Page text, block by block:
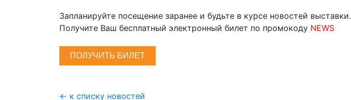
Запланируйте посещение заранее и будьте в курсе новостей выставки.
Получите Ваш бесплатный электронный билет по промокоду NEWS
ПОЛУЧИТЬ БИЛЕТ
← к списку новостей